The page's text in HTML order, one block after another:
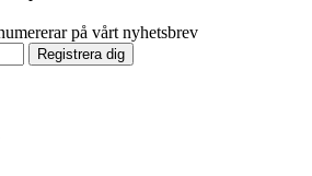
på vårt nyhetsbrev
Registrera dig